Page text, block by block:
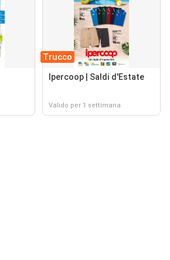
Trucco
Ipercoop | Saldi d'Estate
Valido per 1 settimana